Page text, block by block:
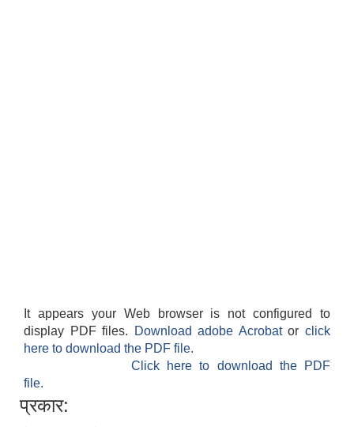
It appears your Web browser is not configured to
display PDF files.
Download adobe Acrobatorclick
here to download the PDF file.
Click here to download the PDF
file.
प्रकार: